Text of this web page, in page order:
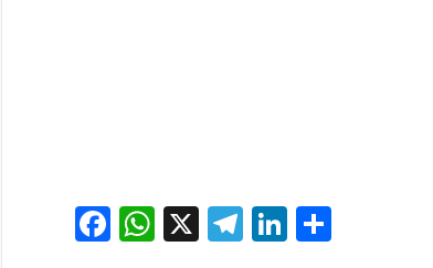
Facebook
WhatsApp
X Telegram
LinkedIn
Share